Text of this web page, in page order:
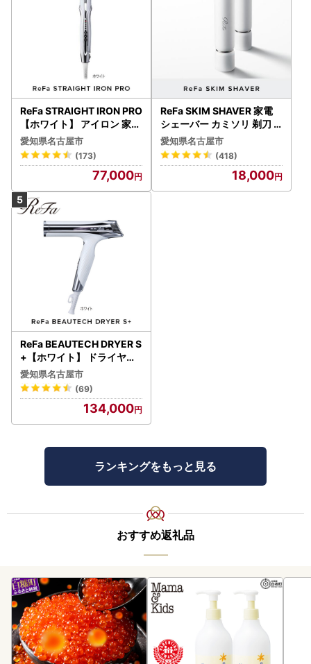
ReFa STRAIGHT IRON PRO
【ホワイト】 アイロン 家電
美容 リファ アイロン
愛知県名古屋市
(173)
77,000
ReFa SKIM SHAVER 家電
シェーバー カミソリ 剃刀
シェーバー
愛知県名古屋市
(418)
18,000
ReFa BEAUTECH DRYER S
+【ホワイト】 ドライヤー
美容 家電 ドライヤー リフ
ァ
愛知県名古屋市
(69)
134,000
ランキングをもっと見る
おすすめ返礼品